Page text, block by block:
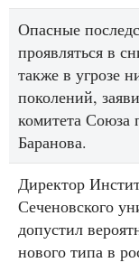
Опасные
проявляться в
также в угрозе
поколений,
комитета Союза
Баранова.
Директор
Сеченовского
допустил
нового типа в